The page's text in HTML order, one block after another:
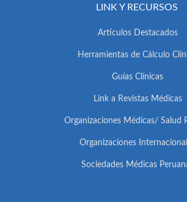
LINK Y RECURSOS
Artículos Destacados
Herramientas de Cálculo
Guías Clínicas
Link a Revistas Médicas
Organizaciones Médicas/ Salud
Organizaciones
Sociedades Médicas